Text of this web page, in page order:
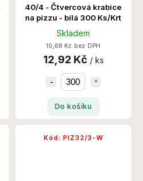
40/4 - Čtvercová krabice
na pizzu - bílá 300 Ks/Krt
Skladem
10,68 Kč bez DPH
12,92 Kč / ks
Do košíku
Kód: PIZ32/3-W